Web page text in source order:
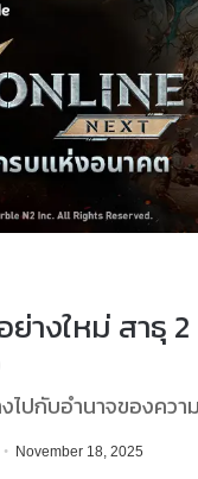
างใหม่ สาธุ
ไปกับอำนาจของคว
November 18, 2025